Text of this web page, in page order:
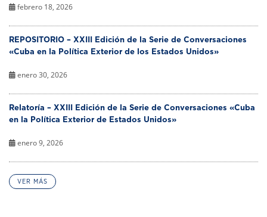
febrero 18, 2026
REPOSITORIO – XXIII Edición de la Serie de Conversaciones
«Cuba en la Política Exterior de los Estados Unidos»
enero 30, 2026
Relatoría – XXIII Edición de la Serie de Conversaciones «Cuba
en la Política Exterior de Estados Unidos»
enero 9, 2026
VER MÁS